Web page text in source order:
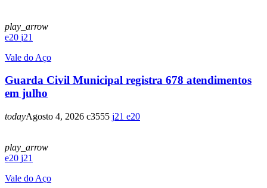
play_arrow
20 21
Vale do Aço
Guarda Civil Municipal registra 678 atendimentos
em julho
todayAgosto 4, 2026 3555 21 20
play_arrow
20 21
Vale do Aço